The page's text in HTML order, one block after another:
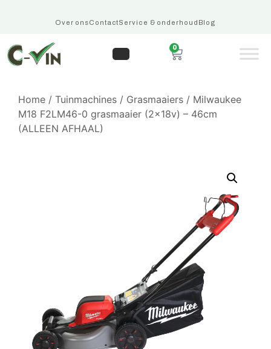
Over onsContactService & onderhoudBlog
0
Home / Tuinmachines / Grasmaaiers / Milwaukee
M18 F2LM46-0 grasmaaier (2x18v) – 46cm
(ALLEEN AFHAAL)